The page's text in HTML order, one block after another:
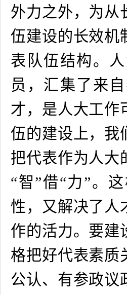
外力之外，为从
伍建设的长效机
表队伍结构。
员，汇集了来
才，是人大工作
伍的建设上，我
把代表作为人大
“智”借“力”。
性，又解决了人
作的活力。要建
格把好代表素质
公认、有参政议